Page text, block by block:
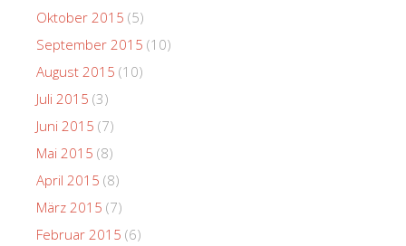
Oktober 2015 (5)
September 2015 (10)
August 2015 (10)
Juli 2015 (3)
Juni 2015 (7)
Mai 2015 (8)
April 2015 (8)
März 2015 (7)
Februar 2015 (6)